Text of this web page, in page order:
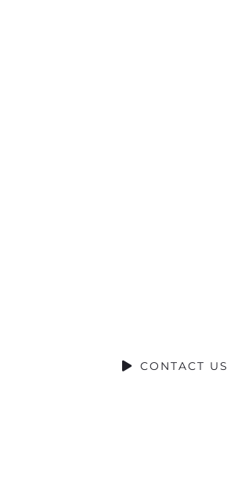
CONTACT US